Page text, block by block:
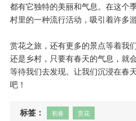
都有它独特的美丽和气息。在这个
村里的一种流行活动，吸引着许多
赏花之旅，还有更多的景点等着我
还是乡村，只要有春天的气息，就
等待我们去发现。让我们沉浸在春
吧！
标签： 初春 赏花